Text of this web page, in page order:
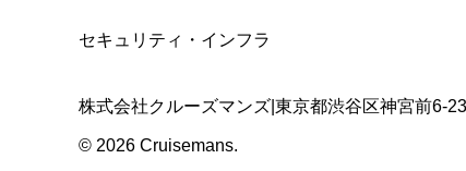
セキュリティ・インフラ
株式会社クルーズマンズ 東京都渋谷区神宮前6-
© 2026 Cruisemans.